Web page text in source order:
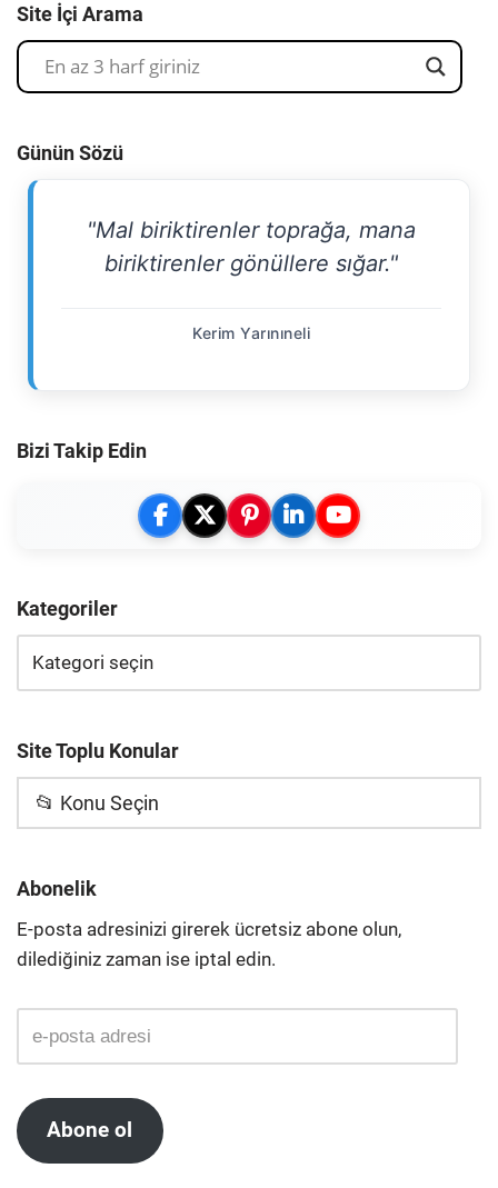
Site İçi Arama
Günün Sözü
"Mal biriktirenler toprağa, mana
biriktirenler gönüllere sığar."
Kerim Yarınıneli
Bizi Takip Edin
Kategoriler
Site Toplu Konular
📂 Konu Seçin
Abonelik
E-posta adresinizi girerek ücretsiz abone olun,
dilediğiniz zaman ise iptal edin.
Abone ol